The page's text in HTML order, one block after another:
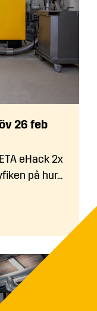
26 feb
eHack 2x
på hur...